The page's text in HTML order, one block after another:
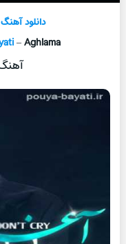
دانلود
–Aghlama